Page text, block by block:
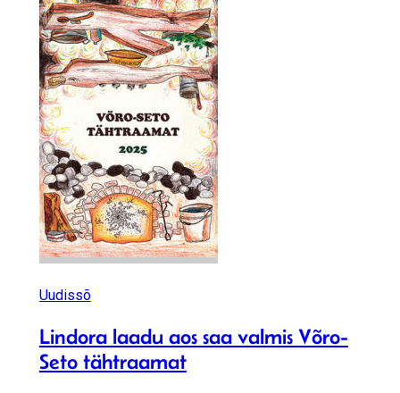
Uudissõ
Lindora laadu aos saa valmis Võro-
Seto tähtraamat